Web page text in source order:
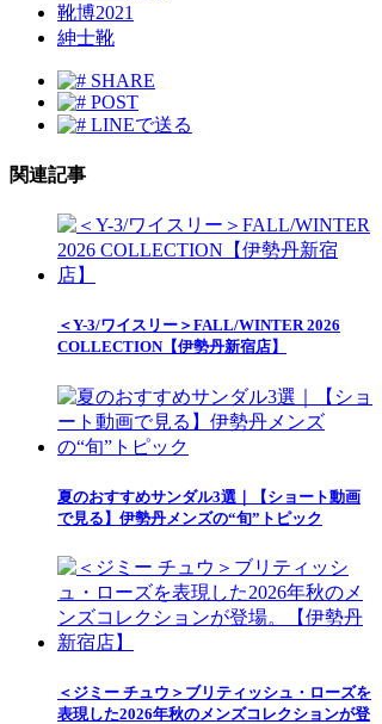
靴博2021
紳士靴
SHARE
POST
LINEで送る
関連記事
＜Y-3/ワイスリー＞FALL/WINTER 2026
COLLECTION【伊勢丹新宿店】
夏のおすすめサンダル3選｜【ショート動画
で見る】伊勢丹メンズの“旬”トピック
＜ジミー チュウ＞ブリティッシュ・ローズを
表現した2026年秋のメンズコレクションが登